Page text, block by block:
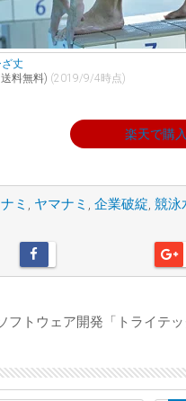
丈
料無料) (2019/9/4時点)
楽天で購入
ミ , ヤマナミ , 企業破綻, 競泳
フトウェア開発「トライテ